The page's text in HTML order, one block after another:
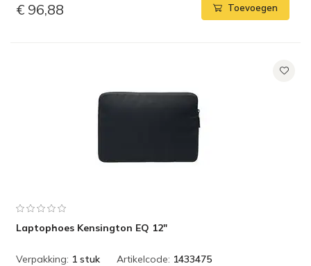
€ 96,88 Toevoegen
Laptophoes Kensington EQ 12"
Verpakking: 1 stuk Artikelcode: 1433475